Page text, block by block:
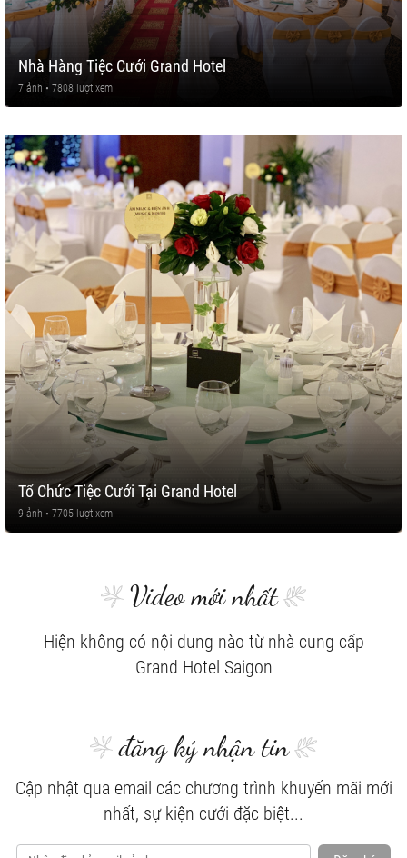
Nhà Hàng Tiệc Cưới Grand Hotel
7 ảnh • 7808 lượt xem
Tổ Chức Tiệc Cưới Tại Grand Hotel
9 ảnh • 7705 lượt xem
Video mới nhất
Hiện không có nội dung nào từ nhà cung cấp
Grand Hotel Saigon
đăng ký nhận tin
Cập nhật qua email các chương trình khuyến mãi mới
nhất, sự kiện cưới đặc biệt...